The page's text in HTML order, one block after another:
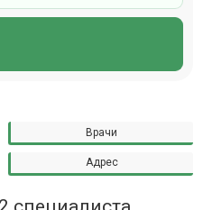
Врачи
Адрес